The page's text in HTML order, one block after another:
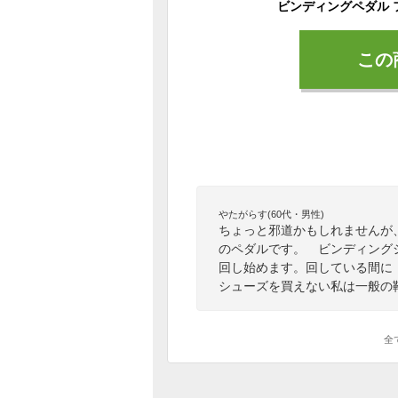
こ
やたがらす(60代・男性)
ちょっと邪道かもしれません
のペダルです。 ビンディング
回し始めます。回している間
シューズを買えない私は一般
全